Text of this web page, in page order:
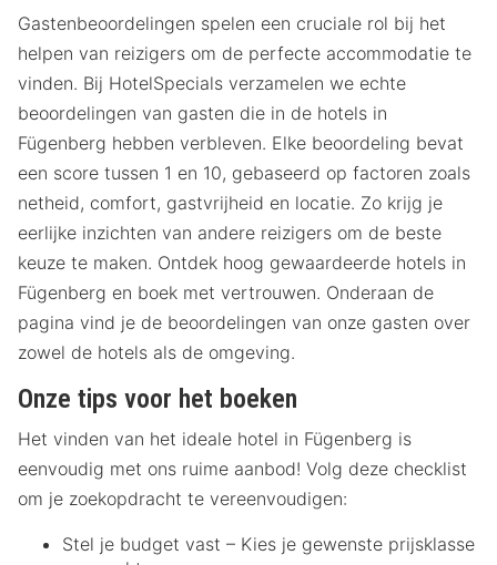
Gastenbeoordelingen spelen een cruciale rol bij het
helpen van reizigers om de perfecte accommodatie te
vinden. Bij HotelSpecials verzamelen we echte
beoordelingen van gasten die in de hotels in
Fügenberg hebben verbleven. Elke beoordeling bevat
een score tussen 1 en 10, gebaseerd op factoren zoals
netheid, comfort, gastvrijheid en locatie. Zo krijg je
eerlijke inzichten van andere reizigers om de beste
keuze te maken. Ontdek hoog gewaardeerde hotels in
Fügenberg en boek met vertrouwen. Onderaan de
pagina vind je de beoordelingen van onze gasten over
zowel de hotels als de omgeving.
Onze tips voor het boeken
Het vinden van het ideale hotel in Fügenberg is
eenvoudig met ons ruime aanbod! Volg deze checklist
om je zoekopdracht te vereenvoudigen:
Stel je budget vast – Kies je gewenste prijsklasse